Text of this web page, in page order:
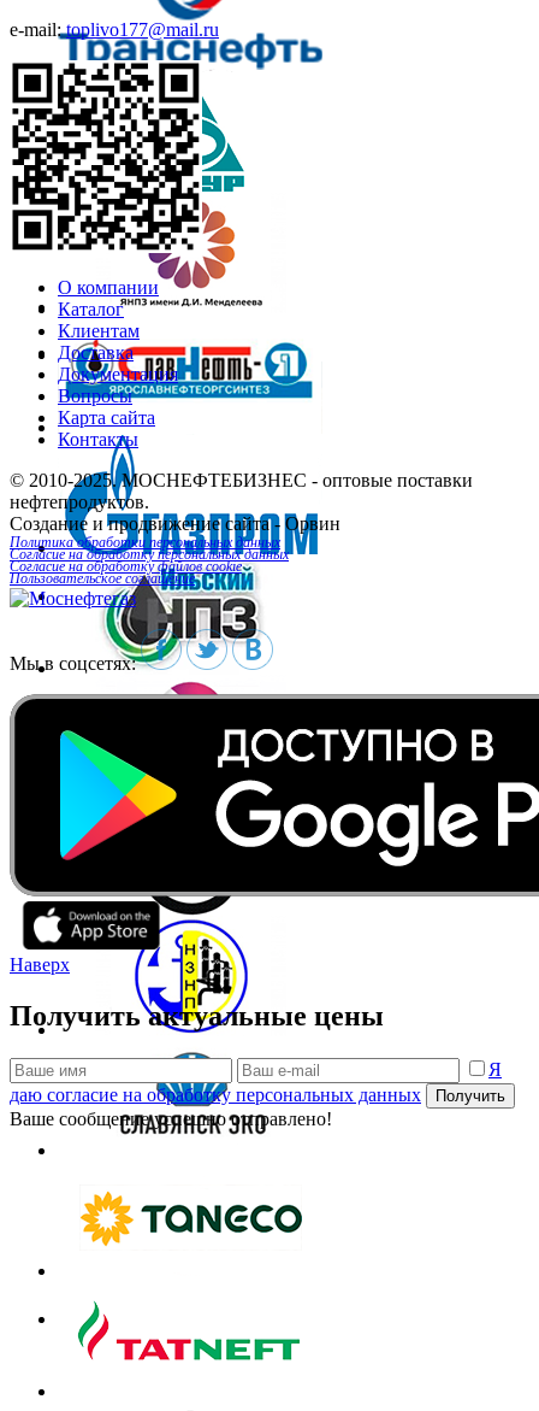
e-mail:toplivo177@mail.ru
О компании
Каталог
Клиентам
Доставка
Документация
Вопросы
Карта сайта
Контакты
© 2010-2025.МОСНЕФТЕБИЗНЕС - оптовые поставки
нефтепродуктов.
Создание и продвижение сайта- Орвин
Политика обработки персональных данных
Согласие на обработку персональных данных
Согласие на обработку файлов cookie
Пользовательское соглашение
Мы в соцсетях:
Наверх
Получить актуальные цены
Я
даю согласие на обработку персональных данных
Получить
Ваше сообщение успешно отправлено!